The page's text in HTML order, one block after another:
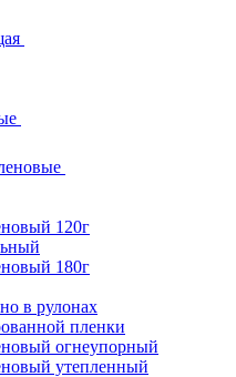
120г
180г
в рулонах
пленки
огнеупорный
утепленный